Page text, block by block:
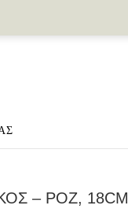
– ΡΟΖ, 18CM